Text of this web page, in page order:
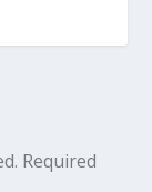
Required